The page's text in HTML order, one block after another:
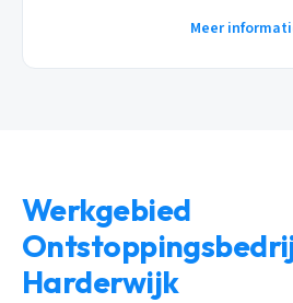
Meer
Werkgebied
Harderwijk